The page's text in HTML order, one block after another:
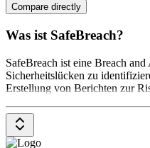
Compare directly
Was ist SafeBreach?
SafeBreach ist eine Breach
Sicherheitslücken zu
Erstellung von Berichten zur